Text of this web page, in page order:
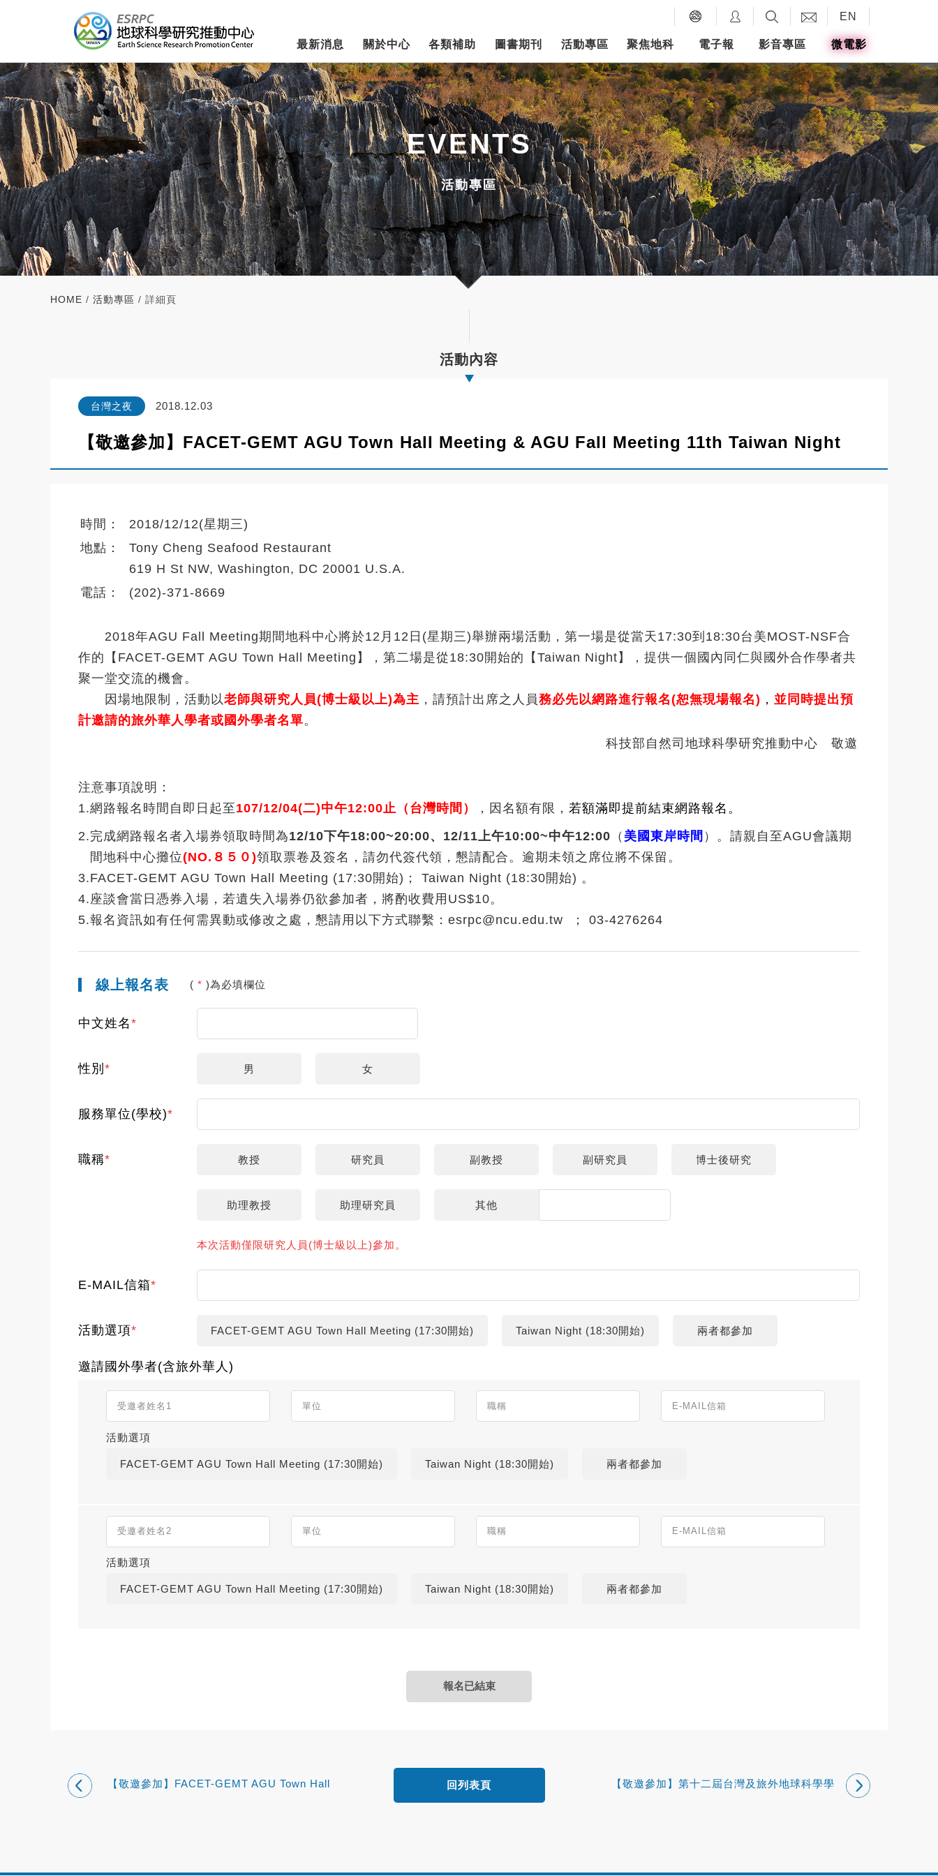
EN
最新消息 關於中心 各類補助 圖書期刊 活動專區 聚焦地科 電子報 影音專區 微電影
EVENTS
活動專區
HOME / 活動專區 / 詳細頁
活動內容
台灣之夜 2018.12.03
【敬邀參加】FACET-GEMT AGU Town Hall Meeting & AGU Fall Meeting 11th Taiwan Night
時間：
2018/12/12(星期三)
地點：
Tony Cheng Seafood Restaurant
619 H St NW, Washington, DC 20001 U.S.A.
電話：
(202)-371-8669
2018年AGU Fall Meeting期間地科中心將於12月12日(星期三)舉辦兩場活動，第一場是從當天17:30到18:30台美MOST-NSF合
作的【FACET-GEMT AGU Town Hall Meeting】，第二場是從18:30開始的【Taiwan Night】，提供一個國內同仁與國外合作學者共
聚一堂交流的機會。
因場地限制，活動以老師與研究人員(博士級以上)為主 ，請預計出席之人員務必先以網路進行報名(恕無現場報名) ， 並同時提出預
計邀請的旅外華人學者或國外學者名單。
科技部自然司地球科學研究推動中心
敬邀
注意事項說明：
1.網路報名時間自即日起至107/12/04(二)中午12:00止（台灣時間） ，因名額有限， 若額滿即提前結束網路報名。
2.完成網路報名者入場券領取時間為12/10下午18:00~20:00、12/11上午10:00~中午12:00 （ 美國東岸時間 ）。請親自至AGU會議期
間地科中心攤位(NO.８５０)領取票卷及簽名，請勿代簽代領，懇請配合。逾期未領之席位將不保留。
3.FACET-GEMT AGU Town Hall Meeting (17:30開始)； Taiwan Night (18:30開始) 。
4.
5.
座談會當日憑券入場，若遺失入場券仍欲參加者，將酌收費用US$10。
報名資訊如有任何需異動或修改之處，懇請用以下方式聯繫：esrpc@ncu.edu.tw ； 03-4276264
線上報名表 ( * )為必填欄位
中文姓名 *
性別 * 男 女
服務單位(學校)*
職稱* 教授 研究員 副教授 副研究員 博士後研究
助理教授 助理研究員 其他
本次活動僅限研究人員(博士級以上)參加。
E-MAIL信箱*
活動選項* FACET-GEMT AGU Town Hall Meeting (17:30開始) Taiwan Night (18:30開始) 兩者都參加
邀請國外學者(含旅外華人)
活動選項
FACET-GEMT AGU Town Hall Meeting (17:30開始) Taiwan Night (18:30開始) 兩者都參加
活動選項
FACET-GEMT AGU Town Hall Meeting (17:30開始) Taiwan Night (18:30開始) 兩者都參加
報名已結束
【敬邀參加】FACET-GEMT AGU Town Hall
【敬邀參加】第十二屆台灣及旅外地球科學學
回列表頁